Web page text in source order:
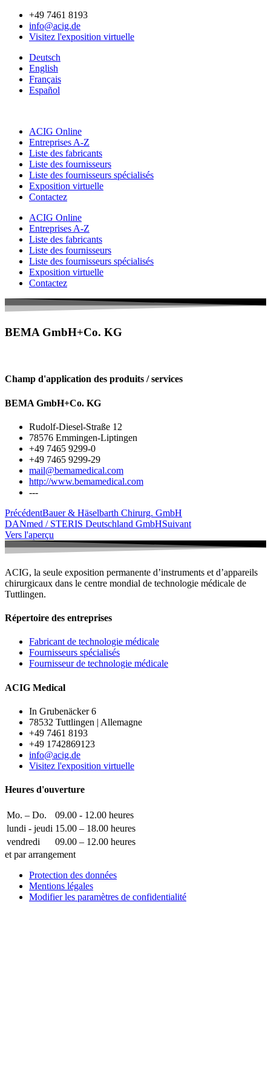
Aller
contenu
+49 7461 8193
info@acig.de
Visitez l'exposition virtuelle
Deutsch
English
Français
Español
ACIG Online
Entreprises A-Z
Liste des fabricants
Liste des fournisseurs
Liste des fournisseurs spécialisés
Exposition virtuelle
Contactez
ACIG Online
Entreprises A-Z
Liste des fabricants
Liste des fournisseurs
Liste des fournisseurs spécialisés
Exposition virtuelle
Contactez
BEMA GmbH+Co. KG
Champ d'application des produits / services
BEMA GmbH+Co. KG
Rudolf-Diesel-Straße 12
78576 Emmingen-Liptingen
+49 7465 9299-0
+49 7465 9299-29
mail@bemamedical.com
http://www.bemamedical.com
---
PrécédentBauer & Häselbarth Chirurg. GmbH
DANmed / STERIS Deutschland GmbHSuivant
Vers l'aperçu
ACIG, la seule exposition permanente d’instruments et d’appareils
chirurgicaux dans le centre mondial de technologie médicale de
Tuttlingen.
Répertoire des entreprises
Fabricant de technologie médicale
Fournisseurs spécialisés
Fournisseur de technologie médicale
ACIG Medical
In Grubenäcker 6
78532 Tuttlingen | Allemagne
+49 7461 8193
+49 1742869123
info@acig.de
Visitez l'exposition virtuelle
Heures d'ouverture
Mo. – Do.
09.00 - 12.00 heures
lundi - jeudi 15.00 – 18.00 heures
vendredi
09.00 – 12.00 heures
et par arrangement
Protection des données
Mentions légales
Modifier les paramètres de confidentialité